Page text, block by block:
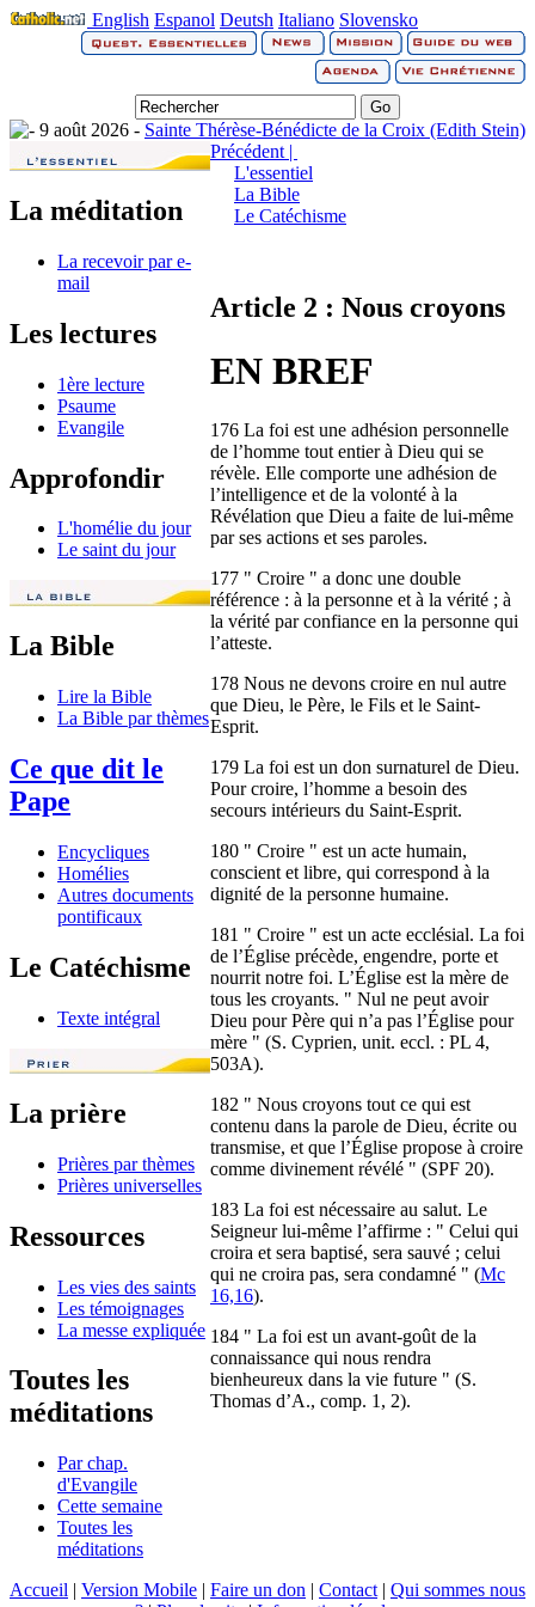
English Espanol Deutsh Italiano Slovensko
9 août 2026 - Sainte Thérèse-Bénédicte de la Croix (Edith Stein)
La méditation
La recevoir par e-
mail
Les lectures
1ère lecture
Psaume
Evangile
Approfondir
L'homélie du jour
Le saint du jour
La Bible
Lire la Bible
La Bible par thèmes
Ce que dit le
Pape
Encycliques
Homélies
Autres documents
pontificaux
Le Catéchisme
Texte intégral
La prière
Prières par thèmes
Prières universelles
Ressources
Les vies des saints
Les témoignages
La messe expliquée
Toutes les
méditations
Par chap.
d'Evangile
Cette semaine
Toutes les
méditations
Précédent |
L'essentiel
La Bible
Le Catéchisme
Article 2 : Nous croyons
EN BREF
176 La foi est une adhésion personnelle
de l’homme tout entier à Dieu qui se
révèle. Elle comporte une adhésion de
l’intelligence et de la volonté à la
Révélation que Dieu a faite de lui-même
par ses actions et ses paroles.
177 " Croire " a donc une double
référence : à la personne et à la vérité ; à
la vérité par confiance en la personne qui
l’atteste.
178 Nous ne devons croire en nul autre
que Dieu, le Père, le Fils et le Saint-
Esprit.
179 La foi est un don surnaturel de Dieu.
Pour croire, l’homme a besoin des
secours intérieurs du Saint-Esprit.
180 " Croire " est un acte humain,
conscient et libre, qui correspond à la
dignité de la personne humaine.
181 " Croire " est un acte ecclésial. La foi
de l’Église précède, engendre, porte et
nourrit notre foi. L’Église est la mère de
tous les croyants. " Nul ne peut avoir
Dieu pour Père qui n’a pas l’Église pour
mère " (S. Cyprien, unit. eccl. : PL 4,
503A).
182 " Nous croyons tout ce qui est
contenu dans la parole de Dieu, écrite ou
transmise, et que l’Église propose à croire
comme divinement révélé " (SPF 20).
183 La foi est nécessaire au salut. Le
Seigneur lui-même l’affirme : " Celui qui
croira et sera baptisé, sera sauvé ; celui
qui ne croira pas, sera condamné " (Mc
16,16).
184 " La foi est un avant-goût de la
connaissance qui nous rendra
bienheureux dans la vie future " (S.
Thomas d’A., comp. 1, 2).
Accueil | Version Mobile | Faire un don | Contact | Qui sommes nous